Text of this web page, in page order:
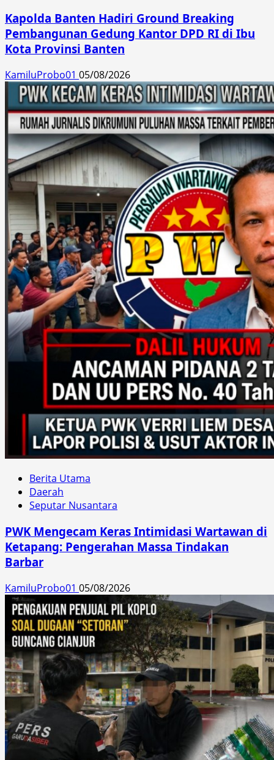
Kapolda Banten Hadiri Ground Breaking
Pembangunan Gedung Kantor DPD RI di Ibu
Kota Provinsi Banten
KamiluProbo01 05/08/2026
Berita Utama
Daerah
Seputar Nusantara
PWK Mengecam Keras Intimidasi Wartawan di
Ketapang: Pengerahan Massa Tindakan
Barbar
KamiluProbo01 05/08/2026